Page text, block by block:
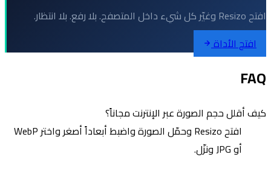
افتح Resizo وغيّر كل شيء داخل المتصفح. بلا رفع. بلا انتظار.
افتح الأداة
FAQ
كيف أقلل حجم الصورة عبر الإنترنت مجاناً؟
افتح Resizo وحمّل الصورة واضبط أبعاداً أصغر واختر WebP
أو JPG ونزّل.